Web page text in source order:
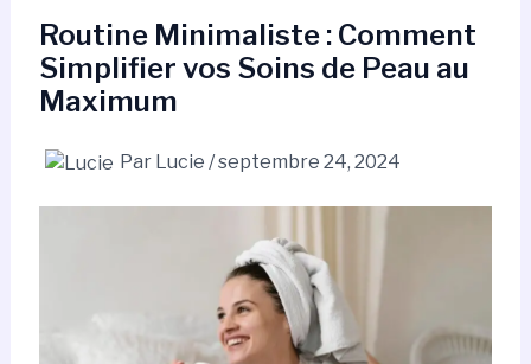
Routine Minimaliste : Comment
Simplifier vos Soins de Peau au
Maximum
Par Lucie /septembre 24, 2024